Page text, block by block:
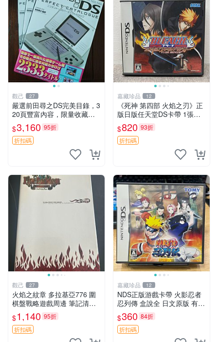
觀己 27
嚴選前田尋之DS完美目錄，3
20頁豐富內容，限量收藏佳
品 時代典藏 書籍收藏 時代典
藏 書籍收藏 目錄收藏
$3,160 95折
折扣碼
嘉藏珍品 12
《死神 第四部 火焰之刃》正
版日版任天堂DS卡帶 1張，
同時購第二張起可減張， 成
色如圖，原相機拍攝，一卡一
拍，因相機，光線環境等因
素，成色可能與實物
$820 93折
折扣碼
觀己 27
火焰之紋章 多拉基亞776 圍
棋盤戰略遊戲周邊 筆記清晰
圖像精美 指揮官收藏 圍棋盤
圍棋子 火焰之紋章
$1,140 95折
折扣碼
嘉藏珍品 12
NDS正版游戲卡帶 火影忍者
忍列傳 盒說全 日文原版 有測
試圖 可
$360 84折
折扣碼